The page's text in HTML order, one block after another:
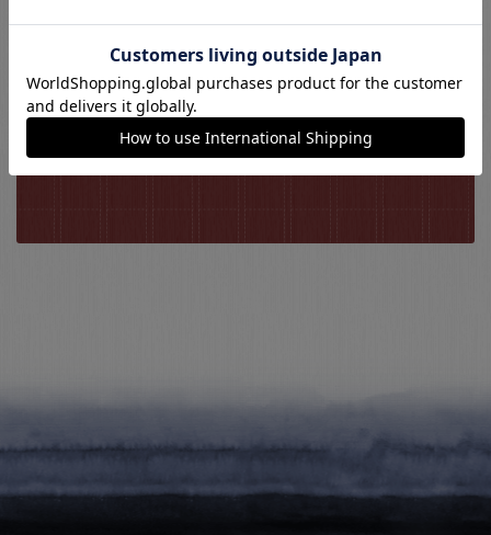
包丁用語集